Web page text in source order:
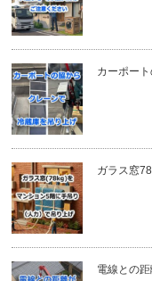
カーポー
ガラス窓
電線との